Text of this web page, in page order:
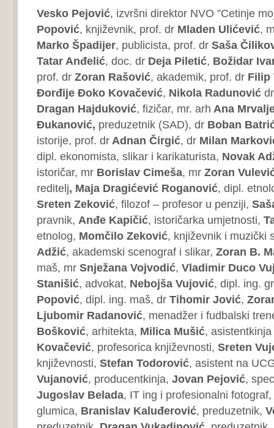
Vesko Pejović, izvršni direktor NVO ”Cetinje
Popović, književnik, prof. dr Mladen Ulićević,
Marko Špadijer, publicista, prof. drSaša
Tatar Anđelić, doc. drDeja Piletić, Božidar
prof. dr Zoran Rašović, akademik, prof. drFilip
Đorđije Đoko Kovačević, Nikola Radunović
Dragan Hajduković, fizičar, mr. arh Ana
Đukanović, preduzetnik (SAD), drBoban
istorije, prof. drAdnan Čirgić, drMilan
dipl. ekonomista, slikar i karikaturista, Novak
istoričar, mrBorislav Cimeša, mrZoran
reditelj, Maja Dragićević Roganović, dipl.
Sreten Zeković, filozof – profesor u penziji,
pravnik, Anđe Kapičić, istoričarka umjetnosti,
etnolog, Momčilo Zeković, književnik i muzički
Adžić, akademski scenograf i slikar, Zoran B.
maš, mrSnježana Vojvodić, Vladimir Duco
Stanišić, advokat, Nebojša Vujović, dipl. ing.
Popović, dipl. ing. maš, drTihomir Jović,
Ljubomir Radanović, menadžer i fudbalski
Bošković, arhitekta, Milica Mušić,
Kovačević, profesorica književnosti, Sreten
književnosti, Stefan Todorović, asistent na
Vujanović, producentkinja, Jovan Pejović,
Jugoslav Belada, IT ing i profesionalni fotograf,
glumica, Branislav Kaluđerović, preduzetnik,